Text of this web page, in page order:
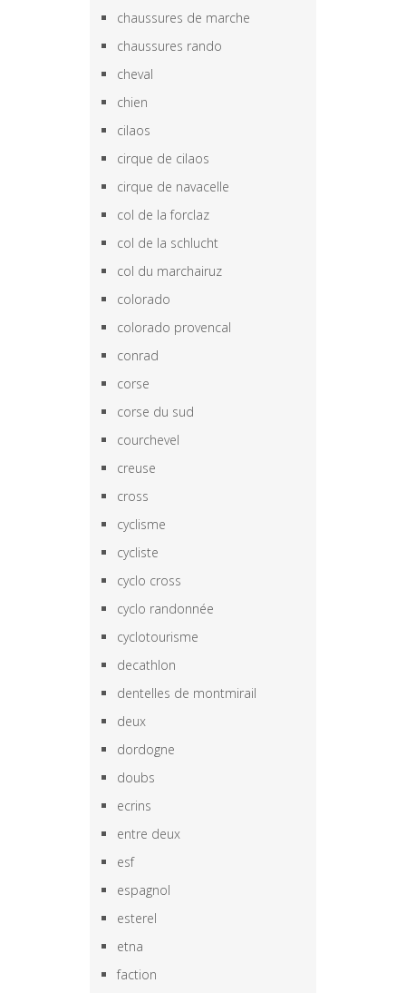
chaussures de marche
chaussures rando
cheval
chien
cilaos
cirque de cilaos
cirque de navacelle
col de la forclaz
col de la schlucht
col du marchairuz
colorado
colorado provencal
conrad
corse
corse du sud
courchevel
creuse
cross
cyclisme
cycliste
cyclo cross
cyclo randonnée
cyclotourisme
decathlon
dentelles de montmirail
deux
dordogne
doubs
ecrins
entre deux
esf
espagnol
esterel
etna
faction